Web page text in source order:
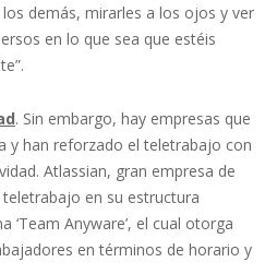
demás, mirarles a los ojos y ver
en lo que sea que estéis
. Sin embargo, hay empresas que
y han reforzado el teletrabajo con
Atlassian, gran empresa de
en su estructura
‘Team Anyware’, el cual otorga
en términos de horario y